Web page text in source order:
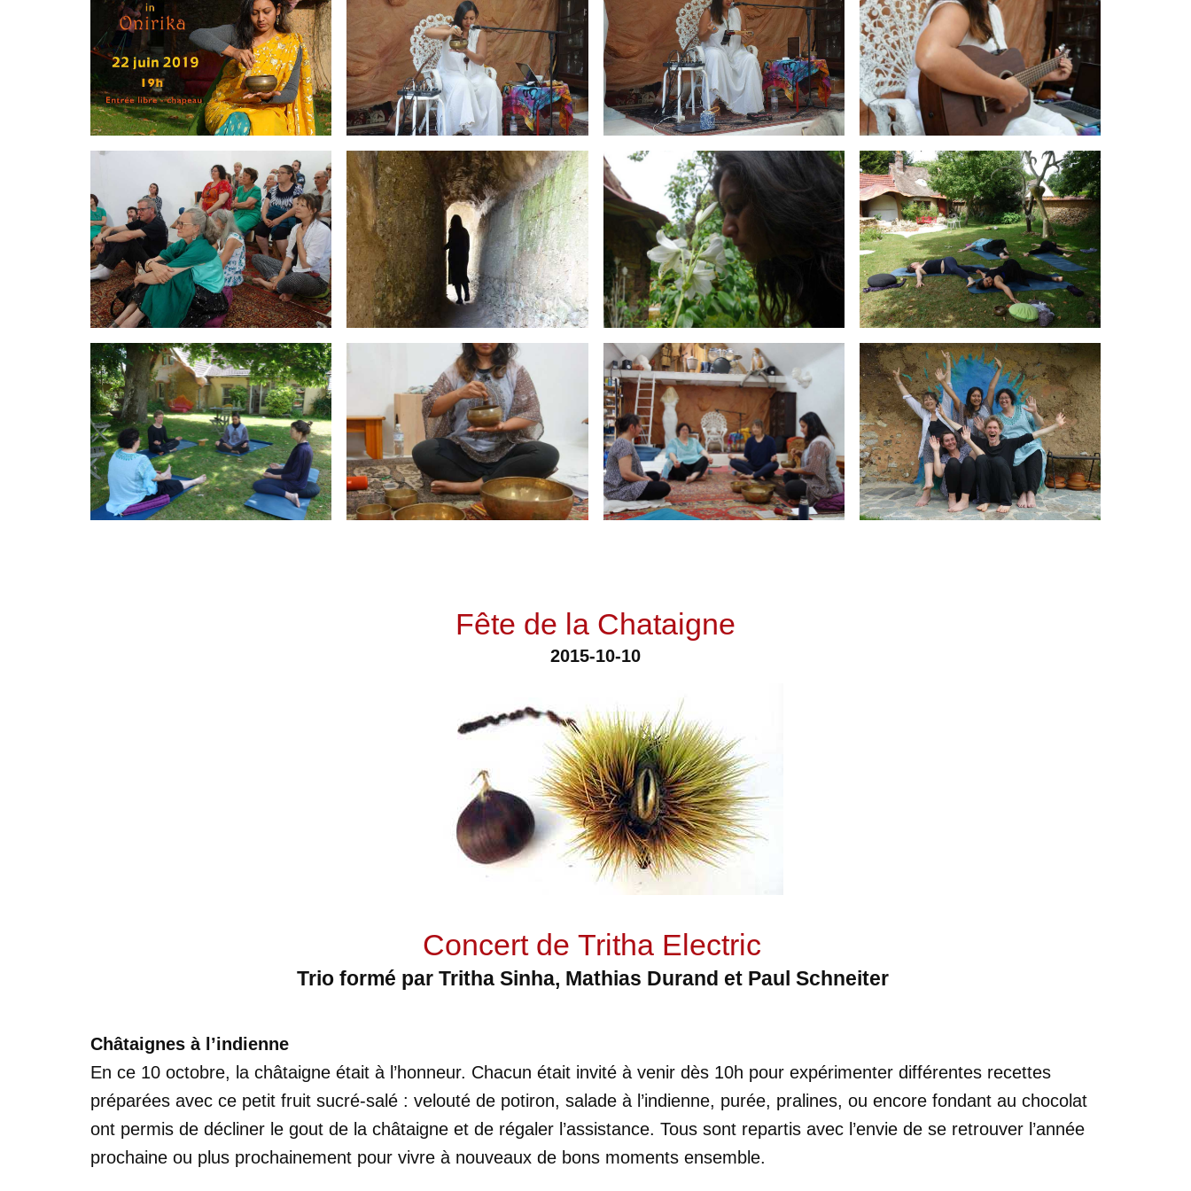
Fête de la Chataigne
2015-10-10
Concert de Tritha Electric
Trio formé par Tritha Sinha, Mathias Durand et Paul Schneiter
Châtaignes à l’indienne
En ce 10 octobre, la châtaigne était à l’honneur. Chacun était invité à venir dès 10h pour expérimenter différentes recettes
préparées avec ce petit fruit sucré-salé : velouté de potiron, salade à l’indienne, purée, pralines, ou encore fondant au chocolat
ont permis de décliner le gout de la châtaigne et de régaler l’assistance. Tous sont repartis avec l’envie de se retrouver l’année
prochaine ou plus prochainement pour vivre à nouveaux de bons moments ensemble.